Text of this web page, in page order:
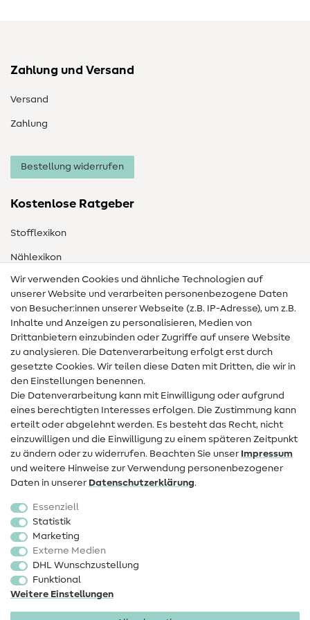
Zahlung und Versand
Versand
Zahlung
Bestellung widerrufen
Kostenlose Ratgeber
Stofflexikon
Nählexikon
Nähanleitungen
Hilfe & Kontakt
Kontakt
Infos zum Betreiberwechsel
Widerrufsrecht
Beliebt
Stoffe
Sale
Schnittmuster
Wir verwenden Cookies und ähnliche Technologien auf
unserer Website und verarbeiten personenbezogene Daten
von Besucher:innen unserer Webseite (z.B. IP-Adresse), um z.B.
Inhalte und Anzeigen zu personalisieren, Medien von
Drittanbietern einzubinden oder Zugriffe auf unsere Website
zu analysieren. Die Datenverarbeitung erfolgt erst durch
gesetzte Cookies. Wir teilen diese Daten mit Dritten, die wir in
den Einstellungen benennen.
Die Datenverarbeitung kann mit Einwilligung oder aufgrund
eines berechtigten Interesses erfolgen. Die Zustimmung kann
erteilt oder abgelehnt werden. Es besteht das Recht, nicht
einzuwilligen und die Einwilligung zu einem späteren Zeitpunkt
zu ändern oder zu widerrufen. Beachten Sie unser Impressum
und weitere Hinweise zur Verwendung personenbezogener
Daten in unserer Daten­schutz­erklärung.
Essenziell
Statistik
Marketing
Externe Medien
DHL Wunschzustellung
Funktional
Weitere Einstellungen